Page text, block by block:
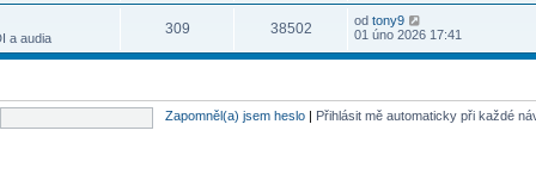
k
ř
s
ě
k
n
í
p
ř
v
e
d
n
ř
í
t
o
s
l
í
a
z
i
o
s
a audia
309 38502 od tony9
o
r
i
t
01 úno 2026 17:41
Zapomněl(a) jsem heslo Přihlásit mě automaticky při každé